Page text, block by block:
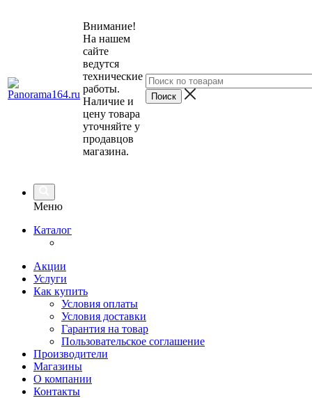
Внимание!
На нашем
сайте
ведутся
технические
работы.
Наличие и
цену товара
уточняйте у
продавцов
магазина.
Меню
Каталог
Акции
Услуги
Как купить
Условия оплаты
Условия доставки
Гарантия на товар
Пользовательское соглашение
Производители
Магазины
О компании
Контакты